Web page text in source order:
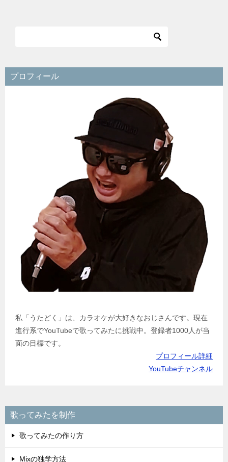
シ
プロフィール
私「うたどく」は、カラオケが大好きなおじさんです。現在
進行系でYouTubeで歌ってみたに挑戦中。登録者1000人が当
面の目標です。
プロフィール詳細
YouTubeチャンネル
歌ってみたを制作
歌ってみたの作り方
Mixの独学方法